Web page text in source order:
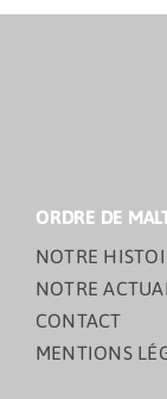
ORDRE DE
NOTRE
NOTRE
CONTACT
MENTIONS